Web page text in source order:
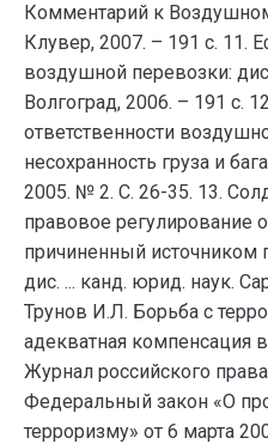
Комментарий к
Клувер, 2007. – 191 с. 11.
воздушной перевозки:
Волгоград, 2006. – 191 с.
ответственности
несохранность груза и
2005. № 2. С. 26-35. 13.
правовое регулирование
причиненный источником
дис. ... канд. юрид. наук.
Трунов И.Л. Борьба с
адекватная компенсация
Журнал российского
Федеральный закон «О
терроризму» от 6 марта